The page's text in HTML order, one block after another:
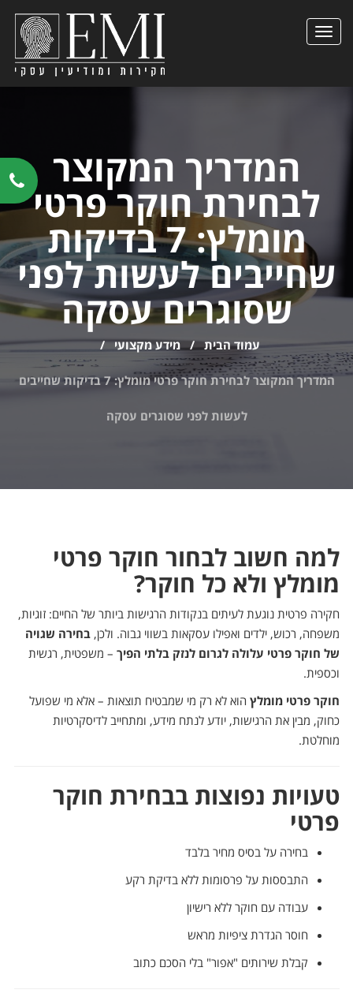
הצגת
המדריך המקוצר
לבחירת חוקר פרטי
מומלץ: 7 בדיקות
שחייבים לעשות לפני
שסוגרים עסקה
עמוד הבית / מידע מקצועי /
המדריך המקוצר לבחירת חוקר פרטי מומלץ: 7 בדיקות שחייבים
לעשות לפני שסוגרים עסקה
למה חשוב לבחור חוקר פרטי
מומלץ ולא כל חוקר?
חקירה פרטית נוגעת לעיתים בנקודות הרגישות ביותר של החיים: זוגיות,
משפחה, רכוש, ילדים ואפילו עסקאות בשווי גבוה. ולכן,בחירה שגויה
של חוקר פרטי עלולה לגרום לנזק בלתי הפיך – משפטית, רגשית
וכספית.
חוקר פרטי מומלץ הוא לא רק מי שמבטיח תוצאות – אלא מי שפועל
כחוק, מבין את הרגישות, יודע לנתח מידע, ומתחייב לדיסקרטיות
מוחלטת.
טעויות נפוצות בבחירת חוקר
פרטי
בחירה על בסיס מחיר בלבד
התבססות על פרסומות ללא בדיקת רקע
עבודה עם חוקר ללא רישיון
חוסר הגדרת ציפיות מראש
קבלת שירותים "אפור" בלי הסכם כתוב